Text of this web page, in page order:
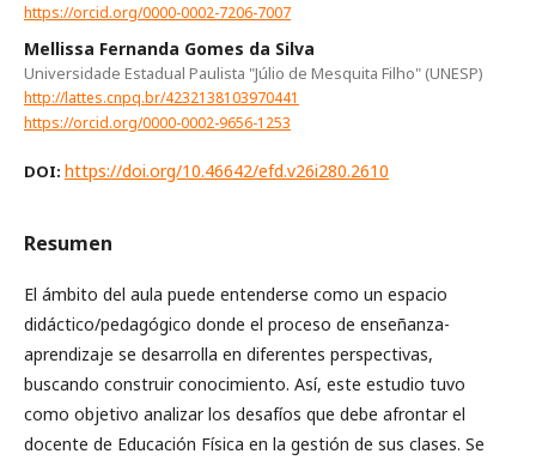
https://orcid.org/0000-0002-7206-7007
Mellissa Fernanda Gomes da Silva
Universidade Estadual Paulista "Júlio de Mesquita Filho" (UNESP)
http://lattes.cnpq.br/4232138103970441
https://orcid.org/0000-0002-9656-1253
DOI: https://doi.org/10.46642/efd.v26i280.2610
Resumen
El ámbito del aula puede entenderse como un espacio
didáctico/pedagógico donde el proceso de enseñanza-
aprendizaje se desarrolla en diferentes perspectivas,
buscando construir conocimiento. Así, este estudio tuvo
como objetivo analizar los desafíos que debe afrontar el
docente de Educación Física en la gestión de sus clases. Se